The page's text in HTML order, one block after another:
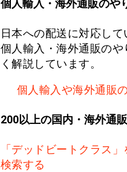
個人輸入・海外通販のや
日本への配送に対応し
個人輸入・海外通販の
く解説しています。
個人輸入や海外通販
200以上の国内・海外通
「デッドビートクラス
検索する